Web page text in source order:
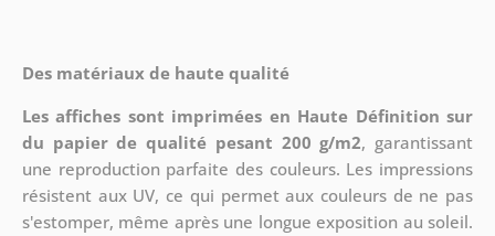
Des matériaux de haute qualité
Les affiches sont imprimées en Haute Définition sur
du papier de qualité pesant 200 g/m2, garantissant
une reproduction parfaite des couleurs. Les impressions
résistent aux UV, ce qui permet aux couleurs de ne pas
s'estomper, même après une longue exposition au soleil.